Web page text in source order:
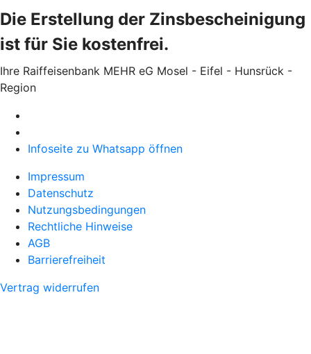
Die Erstellung der Zinsbescheinigung
ist für Sie kostenfrei.
Ihre Raiffeisenbank MEHR eG Mosel - Eifel - Hunsrück -
Region
Infoseite zu Whatsapp öffnen
Impressum
Datenschutz
Nutzungsbedingungen
Rechtliche Hinweise
AGB
Barrierefreiheit
Vertrag widerrufen